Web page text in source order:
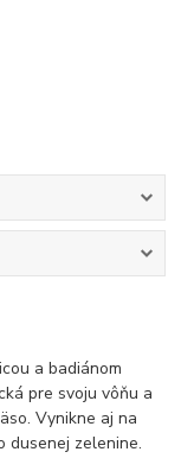
a badiánom
pre svoju vôňu a
Vynikne aj na
dusenej zelenine.